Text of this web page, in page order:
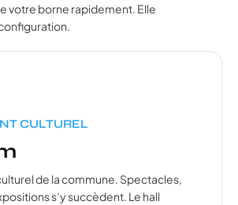
votre borne rapidement. Elle
CULTUREL
de la commune. Spectacles,
s’y succèdent. Le hall